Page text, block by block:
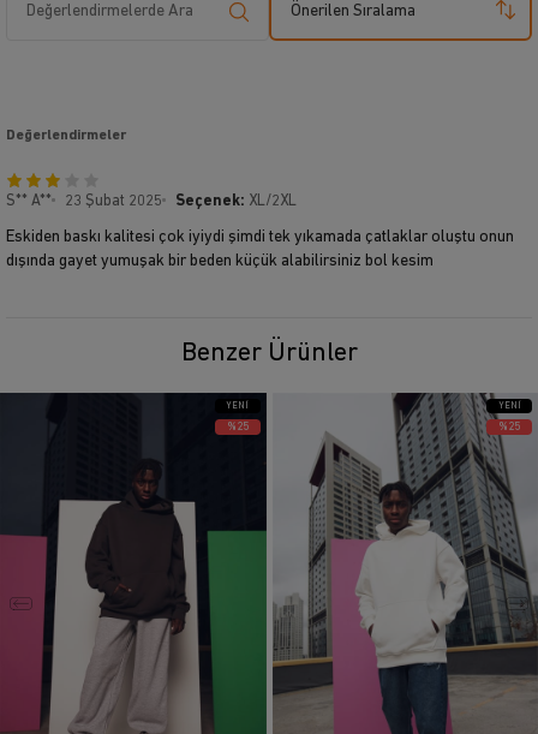
Önerilen Sıralama
Değerlendirmeler
S** A** 23 Şubat 2025 Seçenek: XL/2XL
Eskiden baskı kalitesi çok iyiydi şimdi tek yıkamada çatlaklar oluştu onun
dışında gayet yumuşak bir beden küçük alabilirsiniz bol kesim
Benzer Ürünler
YENI
ÜRÜN
%25
YENI
ÜRÜN
%25